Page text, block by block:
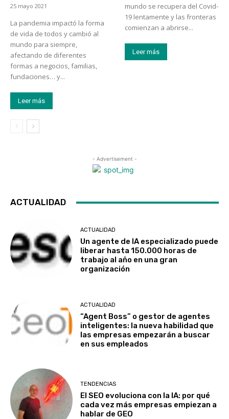
25 mayo 2021
La pandemia impactó la forma
de vida de todos y cambió al
mundo para siempre,
afectando de diferentes
formas a negocios, familias,
fundaciones… y...
Leer más
mundo se recupera del Covid-
19 lentamente y las fronteras
comienzan a abrirse...
Leer más
- Advertisement -
ACTUALIDAD
ACTUALIDAD
Un agente de IA especializado puede
liberar hasta 150.000 horas de
trabajo al año en una gran
organización
ACTUALIDAD
“Agent Boss” o gestor de agentes
inteligentes: la nueva habilidad que
las empresas empezarán a buscar
en sus empleados
TENDENCIAS
El SEO evoluciona con la IA: por qué
cada vez más empresas empiezan a
hablar de GEO